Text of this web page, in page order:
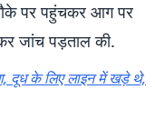
पर पहुंचकर आग पर
जांच पड़ताल की.
दूध के लिए लाइन में खड़े थे,